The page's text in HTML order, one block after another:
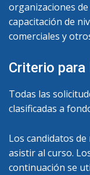
organizaciones
capacitación de
comerciales y
Criterio
Todas las
clasificadas a
Los candidatos
asistir al curso.
continuación se